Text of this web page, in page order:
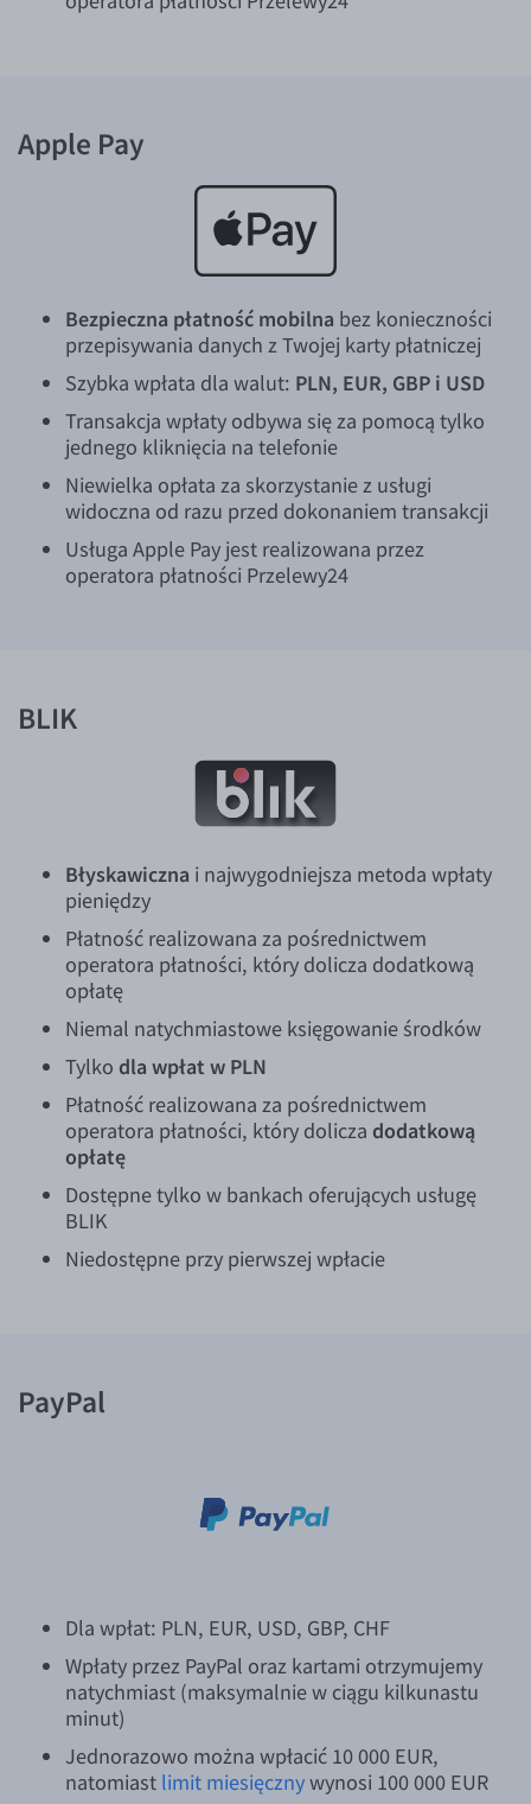
Apple Pay
Bezpieczna płatność mobilna bez konieczności
przepisywania danych z Twojej karty płatniczej
Szybka wpłata dla walut: PLN, EUR, GBP i USD
Transakcja wpłaty odbywa się za pomocą tylko
jednego kliknięcia na telefonie
Niewielka opłata za skorzystanie z usługi
widoczna od razu przed dokonaniem transakcji
Usługa Apple Pay jest realizowana przez
operatora płatności Przelewy24
BLIK
Błyskawiczna i najwygodniejsza metoda wpłaty
pieniędzy
Płatność realizowana za pośrednictwem
operatora płatności, który dolicza dodatkową
opłatę
Niemal natychmiastowe księgowanie środków
Tylko dla wpłat w PLN
Płatność realizowana za pośrednictwem
operatora płatności, który dolicza dodatkową
opłatę
Dostępne tylko w bankach oferujących usługę
BLIK
Niedostępne przy pierwszej wpłacie
PayPal
Dla wpłat: PLN, EUR, USD, GBP, CHF
Wpłaty przez PayPal oraz kartami otrzymujemy
natychmiast (maksymalnie w ciągu kilkunastu
minut)
Jednorazowo można wpłacić 10 000 EUR,
natomiast limit miesięcznywynosi 100 000 EUR